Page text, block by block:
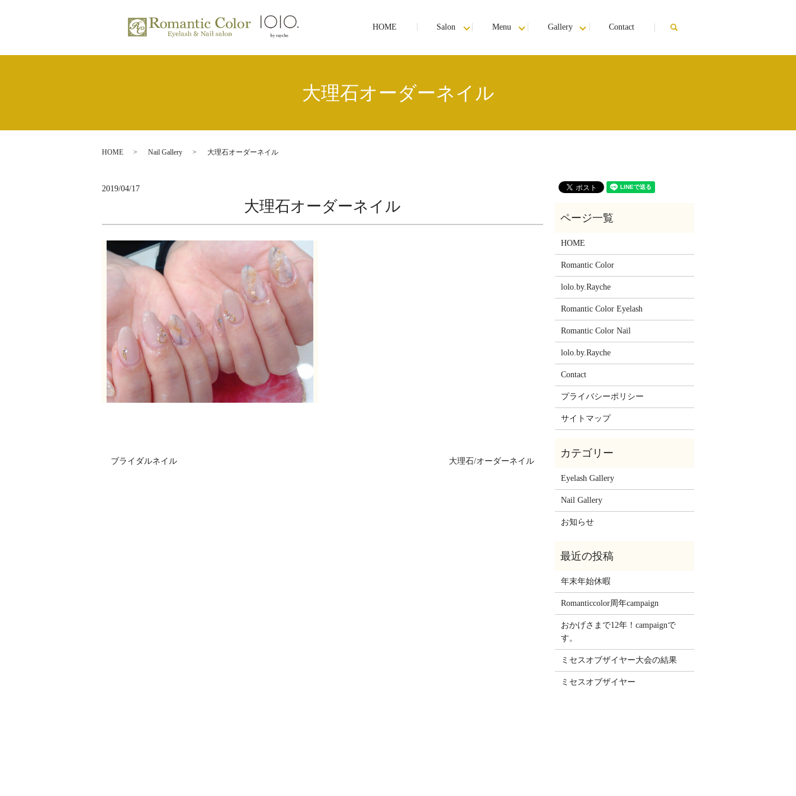
HOME Salon Menu Gallery Contact search
大理石オーダーネイル
HOME Nail Gallery 大理石オーダーネイル
2019/04/17
大理石オーダーネイル
ブライダルネイル 大理石/オーダーネイル
HOME
Romantic Color
lolo.by.Rayche
Romantic Color Eyelash
Romantic Color Nail
lolo.by.Rayche
Contact
プライバシーポリシー
サイトマップ
Eyelash Gallery
Nail Gallery
お知らせ
年末年始休暇
Romanticcolor周年campaign
おかげさまで12年！campaignで
す。
ミセスオブザイヤー大会の結果
ミセスオブザイヤー